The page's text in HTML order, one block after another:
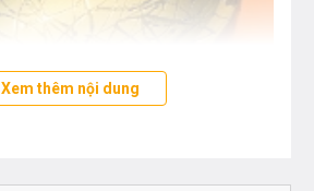
Xem thêm nội dung